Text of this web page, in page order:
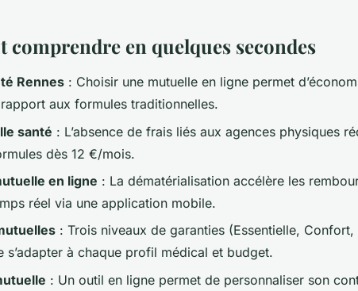
comprendre en quelques secondes
Rennes : Choisir une mutuelle en ligne permet
aux formules traditionnelles.
santé : L’absence de frais liés aux agences physiques
dès 12 €/mois.
en ligne : La dématérialisation accélère les
réel via une application mobile.
: Trois niveaux de garanties (Essentielle, Confort,
s’adapter à chaque profil médical et budget.
: Un outil en ligne permet de personnaliser son